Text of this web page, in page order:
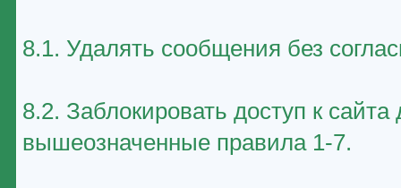
8.1. Удалять сообщения без
8.2. Заблокировать доступ к
вышеозначенные правила 1-7.